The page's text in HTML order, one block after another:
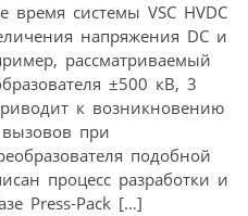
время системы VSC HVDC
напряжения DC и
рассматриваемый
±500 кВ, 3
к возникновению
при
подобной
процесс разработки и
Press-Pack […]